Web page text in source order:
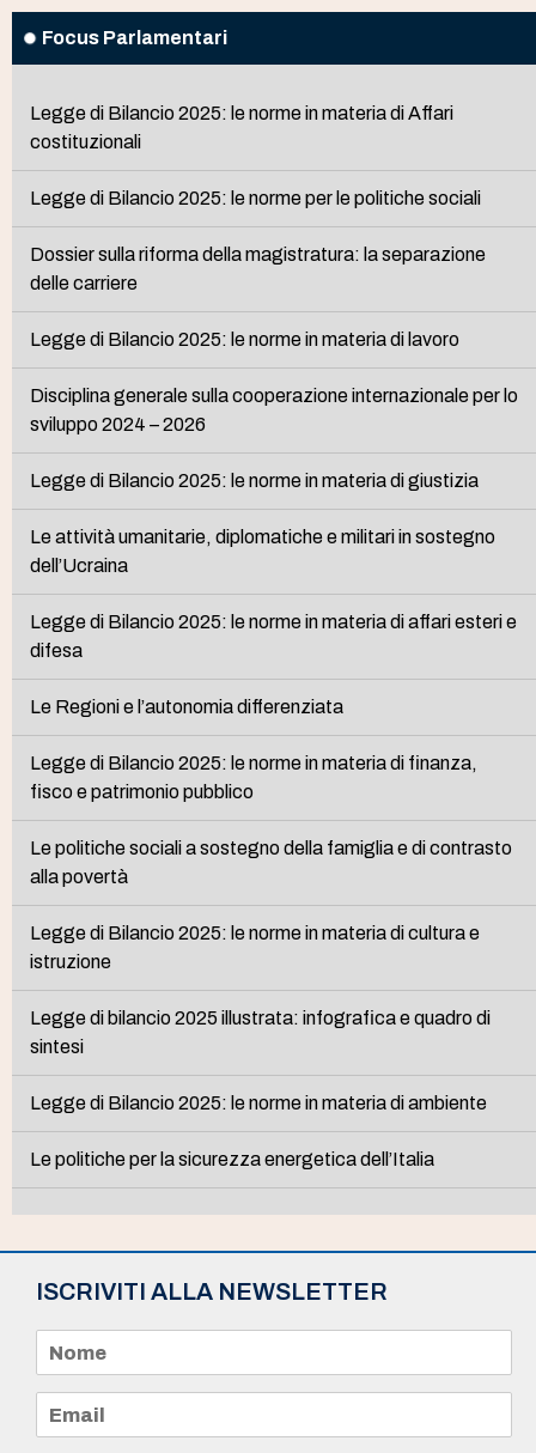
Focus Parlamentari
Legge di Bilancio 2025: le norme in materia di Affari
costituzionali
Legge di Bilancio 2025: le norme per le politiche sociali
Dossier sulla riforma della magistratura: la separazione
delle carriere
Legge di Bilancio 2025: le norme in materia di lavoro
Disciplina generale sulla cooperazione internazionale per lo
sviluppo 2024 – 2026
Legge di Bilancio 2025: le norme in materia di giustizia
Le attività umanitarie, diplomatiche e militari in sostegno
dell’Ucraina
Legge di Bilancio 2025: le norme in materia di affari esteri e
difesa
Le Regioni e l’autonomia differenziata
Legge di Bilancio 2025: le norme in materia di finanza,
fisco e patrimonio pubblico
Le politiche sociali a sostegno della famiglia e di contrasto
alla povertà
Legge di Bilancio 2025: le norme in materia di cultura e
istruzione
Legge di bilancio 2025 illustrata: infografica e quadro di
sintesi
Legge di Bilancio 2025: le norme in materia di ambiente
Le politiche per la sicurezza energetica dell’Italia
ISCRIVITI ALLA NEWSLETTER
m
e
a